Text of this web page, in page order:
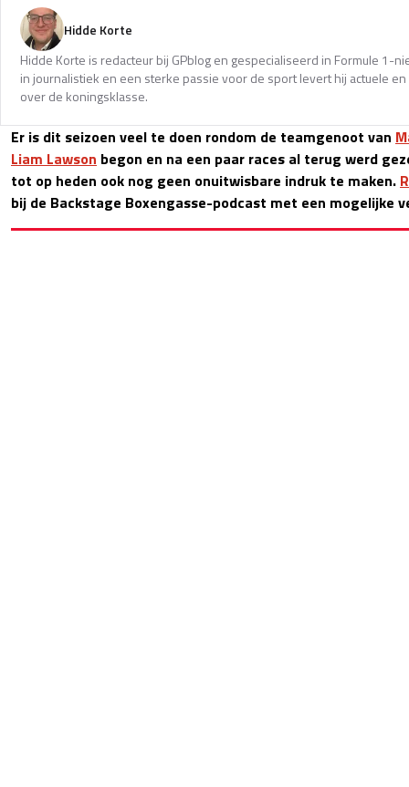
Hidde Korte
Hidde Korte is redacteur bij GPblog en gespecialiseerd in Formule 1-
in journalistiek en een sterke passie voor de sport levert hij actuele
over de koningsklasse.
Er is dit seizoen veel te doen rondom de teamgenoot van
Liam Lawson begon en na een paar races al terug werd
tot op heden ook nog geen onuitwisbare indruk te maken.
bij de Backstage Boxengasse-podcast met een mogelijke